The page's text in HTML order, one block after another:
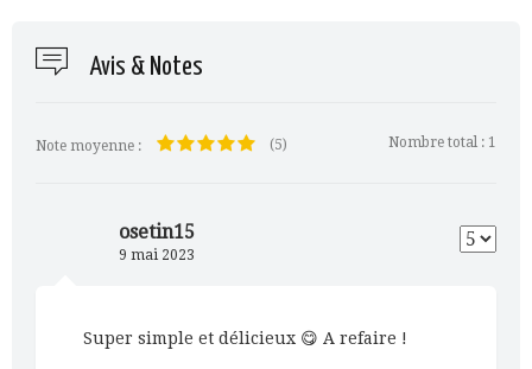
Avis & Notes
Note moyenne : (5) Nombre total : 1
osetin15
9 mai 2023
Super simple et délicieux 😋 A refaire !